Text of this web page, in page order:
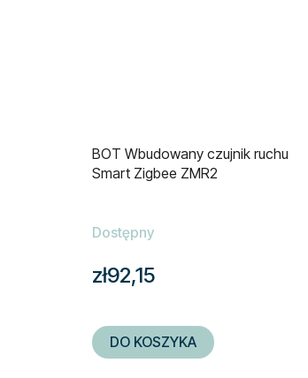
BOT Wbudowany czujnik ruchu
Smart Zigbee ZMR2
Dostępny
zł92,15
DO KOSZYKA